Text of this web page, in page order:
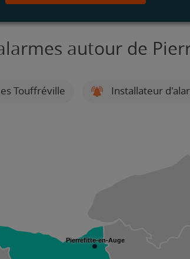
autour de
Touffréville Installateur
Pierrefitte-en-Auge